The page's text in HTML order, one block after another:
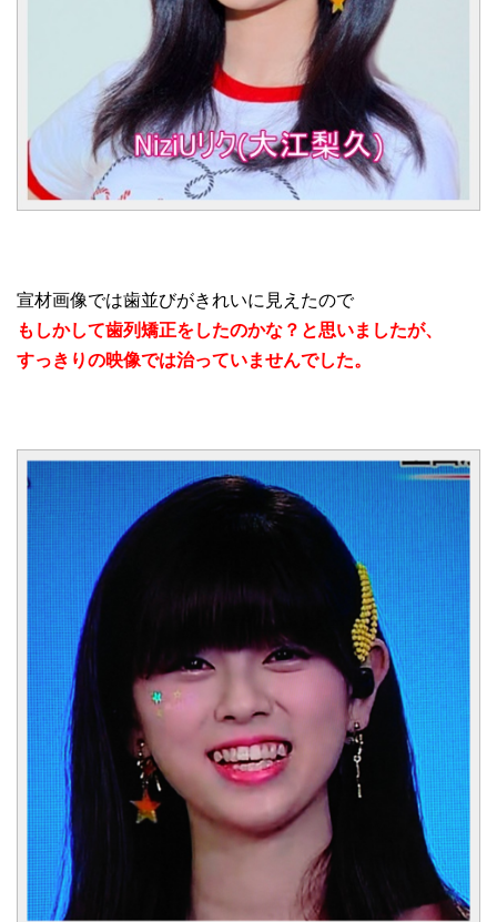
宣材画像では歯並びがきれいに見えたので
もしかして歯列矯正をしたのかな？と思いましたが、
すっきりの映像では治っていませんでした。